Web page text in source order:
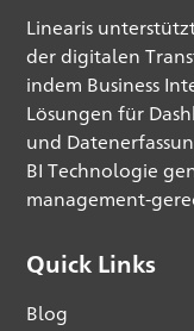
Linearis
der digitalen
indem Business
Lösungen für
und
BI Technologie
management-
Quick Links
Blog